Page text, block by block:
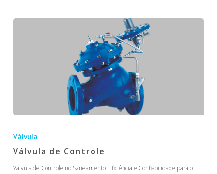
Controle
Válvula
Válvula de Controle
Válvula de Controle no Saneamento: Eficiência e Confiabilidade para o